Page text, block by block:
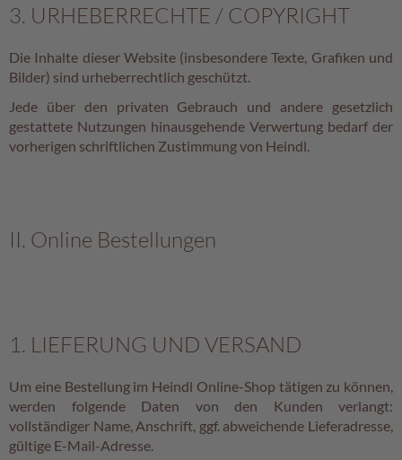
a
d
n
r
a
l
a
l
i
n
3. URHEBERRECHTE / COPYRIGHT
Die Inhalte dieser Website (insbesondere Texte, Grafiken und
Bilder) sind urheberrechtlich geschützt.
Jede über den privaten Gebrauch und andere gesetzlich
gestattete Nutzungen hinausgehende Verwertung bedarf der
vorherigen schriftlichen Zustimmung von Heindl.
II. Online Bestellungen
1. LIEFERUNG UND VERSAND
Um eine Bestellung im Heindl Online-Shop tätigen zu können,
werden folgende Daten von den Kunden verlangt:
vollständiger Name, Anschrift, ggf. abweichende Lieferadresse,
gültige E-Mail-Adresse.